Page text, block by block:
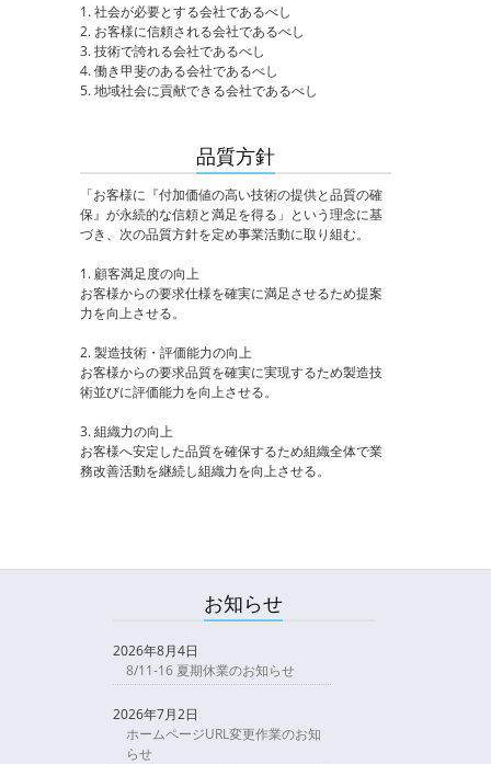
1. 社会が必要とする会社であるべし
2. お客様に信頼される会社であるべし
3. 技術で誇れる会社であるべし
4. 働き甲斐のある会社であるべし
5. 地域社会に貢献できる会社であるべし
品質方針
「お客様に『付加価値の高い技術の提供と品質の確
保』が永続的な信頼と満足を得る」という理念に基
づき、次の品質方針を定め事業活動に取り組む。
1. 顧客満足度の向上
お客様からの要求仕様を確実に満足させるため提案
力を向上させる。
2. 製造技術・評価能力の向上
お客様からの要求品質を確実に実現するため製造技
術並びに評価能力を向上させる。
3. 組織力の向上
お客様へ安定した品質を確保するため組織全体で業
務改善活動を継続し組織力を向上させる。
お知らせ
2026年8月4日
8/11-16 夏期休業のお知らせ
2026年7月2日
ホームページURL変更作業のお知
らせ